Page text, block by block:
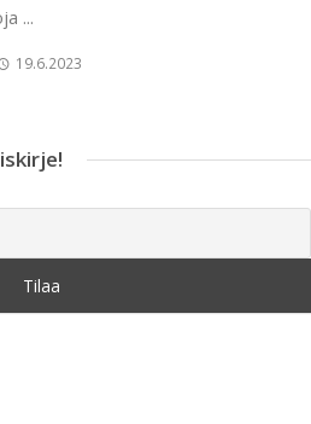
...
19.6.2023